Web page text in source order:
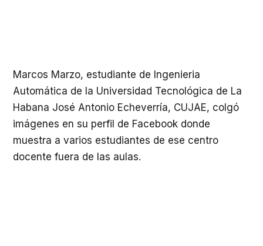
Marcos Marzo, estudiante de Ingenieria
Automática de la Universidad Tecnológica de La
Habana José Antonio Echeverría, CUJAE, colgó
imágenes en su perfil de Facebook donde
muestra a varios estudiantes de ese centro
docente fuera de las aulas.